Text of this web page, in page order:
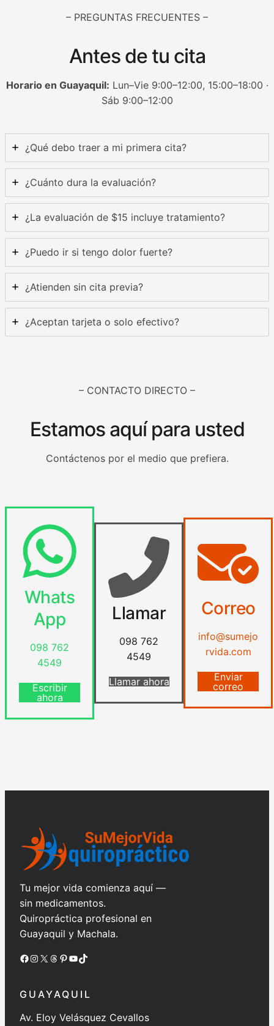
– PREGUNTAS FRECUENTES –
Antes de tu cita
Horario en Guayaquil: Lun–Vie 9:00–12:00, 15:00–18:00 ·
Sáb 9:00–12:00
¿Qué debo traer a mi primera cita?
¿Cuánto dura la evaluación?
¿La evaluación de $15 incluye tratamiento?
¿Puedo ir si tengo dolor fuerte?
¿Atienden sin cita previa?
¿Aceptan tarjeta o solo efectivo?
– CONTACTO DIRECTO –
Estamos aquí para usted
Contáctenos por el medio que prefiera.
Whats
App
098 762
4549
Escribir
ahora
Llamar
098 762
4549
Llamar ahora
Correo
info@sumejo
rvida.com
Enviar
correo
Tu mejor vida comienza aquí —
sin medicamentos.
Quiropráctica profesional en
Guayaquil y Machala.
Facebook Instagram X Threads Pinterest YouTube TikTok
GUAYAQUIL
Av. Eloy Velásquez Cevallos